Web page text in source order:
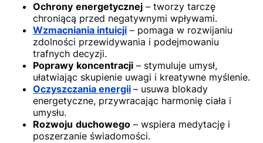
Ochrony energetycznej – tworzy tarczę
chroniącą przed negatywnymi wpływami.
Wzmacniania intuicji – pomaga w rozwijaniu
zdolności przewidywania i podejmowaniu
trafnych decyzji.
Poprawy koncentracji – stymuluje umysł,
ułatwiając skupienie uwagi i kreatywne myślenie.
Oczyszczania energii – usuwa blokady
energetyczne, przywracając harmonię ciała i
umysłu.
Rozwoju duchowego – wspiera medytację i
poszerzanie świadomości.